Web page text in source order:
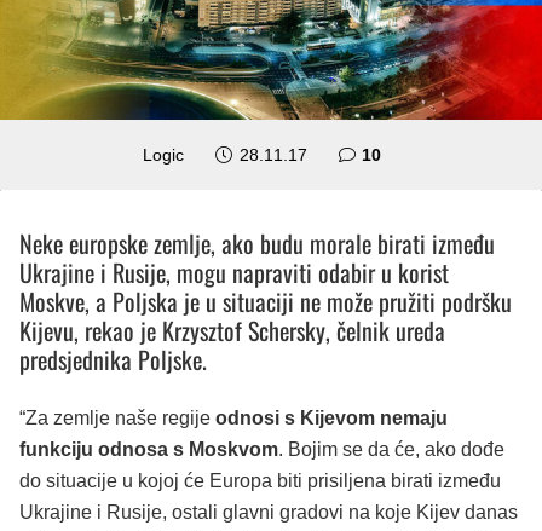
Logic 28.11.17 10komentara
Neke europske zemlje, ako budu morale birati između
Ukrajine i Rusije, mogu napraviti odabir u korist
Moskve, a Poljska je u situaciji ne može pružiti podršku
Kijevu, rekao je Krzysztof Schersky, čelnik ureda
predsjednika Poljske.
“Za zemlje naše regije odnosi s Kijevom nemaju
funkciju odnosa s Moskvom. Bojim se da će, ako dođe
do situacije u kojoj će Europa biti prisiljena birati između
Ukrajine i Rusije, ostali glavni gradovi na koje Kijev danas